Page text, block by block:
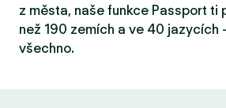
z města, naše funkce Passport ti
než 190 zemích a ve 40 jazycích
všechno.